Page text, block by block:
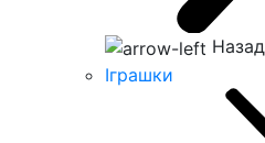
Назад
Іграшки